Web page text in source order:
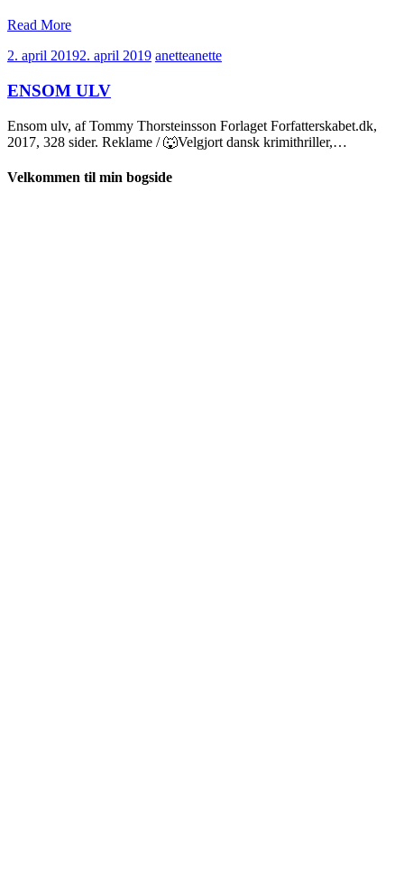
Read More
2. april 20192. april 2019 anetteanette
ENSOM ULV
Ensom ulv, af Tommy Thorsteinsson Forlaget Forfatterskabet.dk,
2017, 328 sider. Reklame / 🐺Velgjort dansk krimithriller,…
Velkommen til min bogside